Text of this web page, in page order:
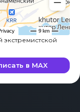
в MAX